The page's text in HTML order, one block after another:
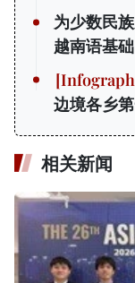
为少数民
越南语基础
边境各乡
相关新闻